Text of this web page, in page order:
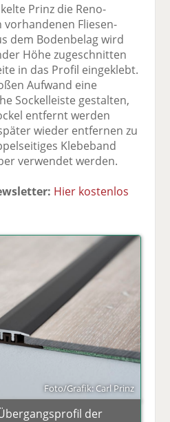
Prinz die Reno-
vorhandenen Fliesen-
dem Bodenbelag wird
Höhe zugeschnitten
in das Profil eingeklebt.
Aufwand eine
Sockelleiste gestalten,
entfernt werden
wieder entfernen zu
Klebeband
verwendet werden.
Hier kostenlos
Foto/Grafik: Carl Prinz
der